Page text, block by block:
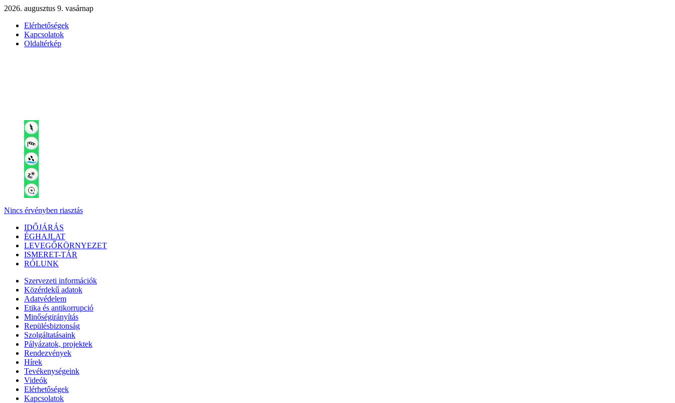
2026. augusztus 9. vasárnap
Elérhetőségek
Kapcsolatok
Oldaltérkép
Nincs érvényben riasztás
IDŐJÁRÁS
ÉGHAJLAT
LEVEGŐKÖRNYEZET
ISMERET-TÁR
RÓLUNK
Szervezeti információk
Közérdekű adatok
Adatvédelem
Etika és antikorrupció
Minőségirányítás
Repülésbiztonság
Szolgáltatásaink
Pályázatok, projektek
Rendezvények
Hírek
Tevékenységeink
Videók
Elérhetőségek
Kapcsolatok